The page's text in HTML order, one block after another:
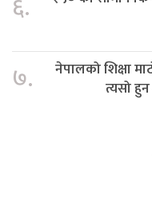
६.
७.
नेपालको शिक्षा
त्यसो